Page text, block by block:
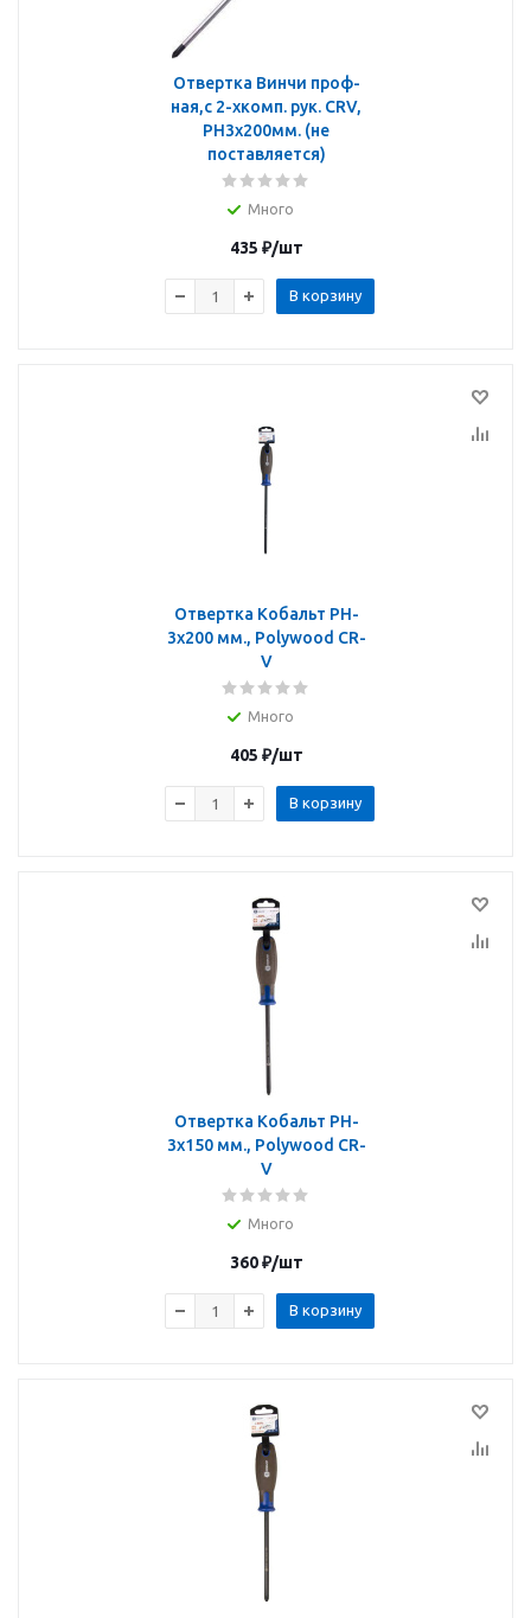
Отвертка Винчи проф-
ная,с 2-хкомп. рук. CRV,
PH3х200мм. (не
поставляется)
Много
435 ₽/шт
В корзину
Отвертка Кобальт PH-
3х200 мм., Polywood CR-
V
Много
405 ₽/шт
В корзину
Отвертка Кобальт PH-
3х150 мм., Polywood CR-
V
Много
360₽/шт
В корзину